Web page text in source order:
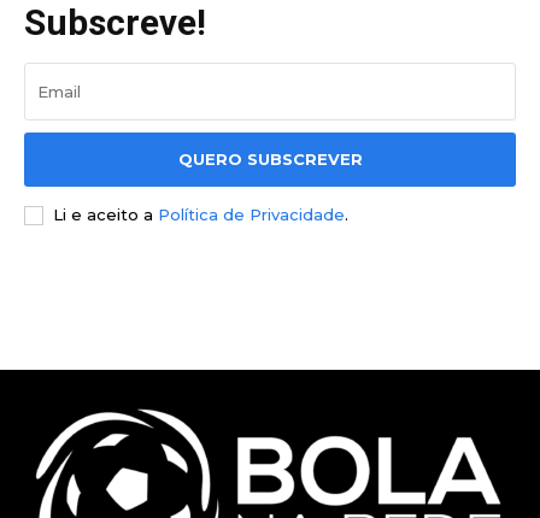
Subscreve!
QUERO SUBSCREVER
Li e aceito a Política de Privacidade.